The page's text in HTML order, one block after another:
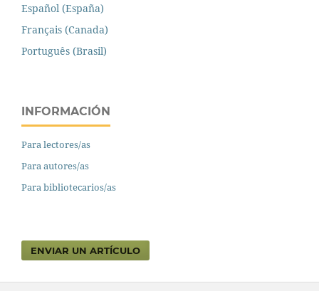
Español (España)
Français (Canada)
Português (Brasil)
INFORMACIÓN
Para lectores/as
Para autores/as
Para bibliotecarios/as
ENVIAR UN ARTÍCULO